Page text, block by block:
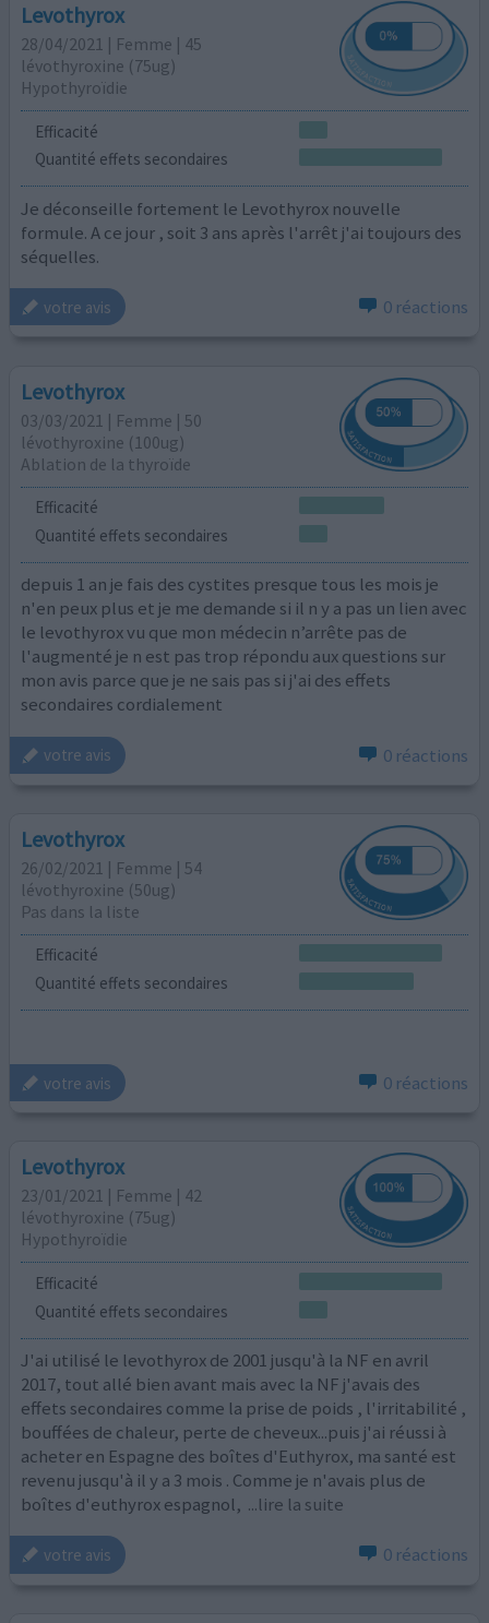
Levothyrox
28/04/2021 | Femme | 45
lévothyroxine (75ug)
Hypothyroïdie
Efficacité
Quantité effets secondaires
Je déconseille fortement le Levothyrox nouvelle
formule. A ce jour , soit 3 ans après l'arrêt j'ai toujours des
séquelles.
votre avis 0 réactions
Levothyrox
03/03/2021 | Femme | 50
lévothyroxine (100ug)
Ablation de la thyroïde
Efficacité
Quantité effets secondaires
depuis 1 an je fais des cystites presque tous les mois je
n'en peux plus et je me demande si il n y a pas un lien avec
le levothyrox vu que mon médecin n’arrête pas de
l'augmenté je n est pas trop répondu aux questions sur
mon avis parce que je ne sais pas si j'ai des effets
secondaires cordialement
votre avis 0 réactions
Levothyrox
26/02/2021 | Femme | 54
lévothyroxine (50ug)
Pas dans la liste
Efficacité
Quantité effets secondaires
votre avis 0 réactions
Levothyrox
23/01/2021 | Femme | 42
lévothyroxine (75ug)
Hypothyroïdie
Efficacité
Quantité effets secondaires
J'ai utilisé le levothyrox de 2001 jusqu'à la NF en avril
2017, tout allé bien avant mais avec la NF j'avais des
effets secondaires comme la prise de poids , l'irritabilité ,
bouffées de chaleur, perte de cheveux...puis j'ai réussi à
acheter en Espagne des boîtes d'Euthyrox, ma santé est
revenu jusqu'à il y a 3 mois . Comme je n'avais plus de
boîtes d'euthyrox espagnol, ...lire la suite
votre avis 0 réactions